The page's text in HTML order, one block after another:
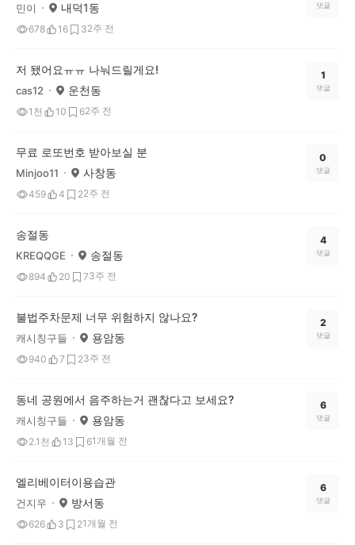
민이 내덕1동
678 16 32주 전
댓글
저 됐어요ㅠㅠ 나눠드릴게요!
cas12 운천동
1천 10 62주 전
1
댓글
무료 로또번호 받아보실 분
Minjoo11 사창동
459 4 22주 전
0
댓글
송절동
KREQQGE 송절동
894 20 73주 전
4
댓글
불법주차문제 너무 위험하지 않나요?
캐시칭구들 용암동
940 7 23주 전
2
댓글
동네 공원에서 음주하는거 괜찮다고 보세요?
캐시칭구들 용암동
2.1천 13 61개월 전
6
댓글
엘리베이터이용습관
건지우 방서동
626 3 21개월 전
6
댓글